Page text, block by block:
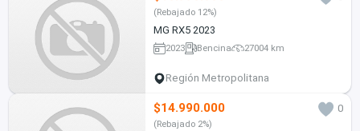
(Rebajado 12%)
MG RX5 2023
2023 Bencina 27004 km
Región Metropolitana
$14.990.000 0
(Rebajado 2%)